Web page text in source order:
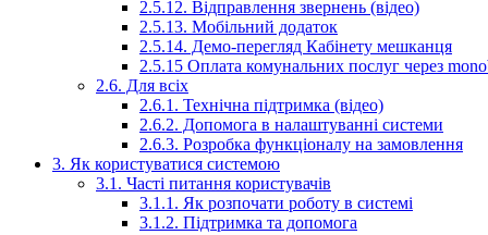
2.5.12. Відправлення звернень (відео)
2.5.13. Мобільний додаток
2.5.14. Демо-перегляд Кабінету мешканця
2.5.15 Оплата комунальних послуг через
2.6. Для всіх
2.6.1. Технічна підтримка (відео)
2.6.2. Допомога в налаштуванні системи
2.6.3. Розробка функціоналу на замовлення
3. Як користуватися системою
3.1. Часті питання користувачів
3.1.1. Як розпочати роботу в системі
3.1.2. Підтримка та допомога